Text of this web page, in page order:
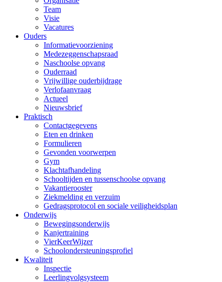
Team
Visie
Vacatures
Ouders
Informatievoorziening
Medezeggenschapsraad
Naschoolse opvang
Ouderraad
Vrijwillige ouderbijdrage
Verlofaanvraag
Actueel
Nieuwsbrief
Praktisch
Contactgegevens
Eten en drinken
Formulieren
Gevonden voorwerpen
Gym
Klachtafhandeling
Schooltijden en tussenschoolse opvang
Vakantierooster
Ziekmelding en verzuim
Gedragsprotocol en sociale veiligheidsplan
Onderwijs
Bewegingsonderwijs
Kanjertraining
VierKeerWijzer
Schoolondersteuningsprofiel
Kwaliteit
Inspectie
Leerlingvolgsysteem